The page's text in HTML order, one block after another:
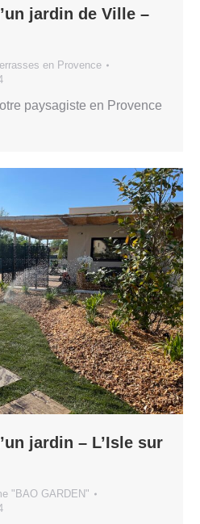
jardin de Ville –
en Provence
paysagiste en Provence
jardin – L’Isle sur
"BAO GARDEN"